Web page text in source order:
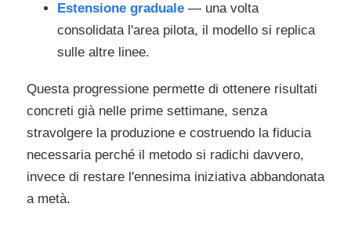
Estensione graduale— una volta
consolidata l'area pilota, il modello si replica
sulle altre linee.
Questa progressione permette di ottenere risultati
concreti già nelle prime settimane, senza
stravolgere la produzione e costruendo la fiducia
necessaria perché il metodo si radichi davvero,
invece di restare l'ennesima iniziativa abbandonata
a metà.